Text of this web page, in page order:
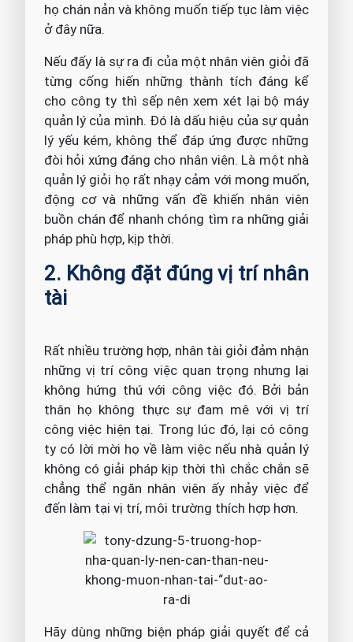
họ chán nản và không muốn tiếp tục làm việc
ở đây nữa.
Nếu đấy là sự ra đi của một nhân viên giỏi đã
từng cống hiến những thành tích đáng kể
cho công ty thì sếp nên xem xét lại bộ máy
quản lý của mình. Đó là dấu hiệu của sự quản
lý yếu kém, không thể đáp ứng được những
đòi hỏi xứng đáng cho nhân viên. Là một nhà
quản lý giỏi họ rất nhạy cảm với mong muốn,
động cơ và những vấn đề khiến nhân viên
buồn chán để nhanh chóng tìm ra những giải
pháp phù hợp, kịp thời.
2. Không đặt đúng vị trí nhân
tài
Rất nhiều trường hợp, nhân tài giỏi đảm nhận
những vị trí công việc quan trọng nhưng lại
không hứng thú với công việc đó. Bởi bản
thân họ không thực sự đam mê với vị trí
công việc hiện tại. Trong lúc đó, lại có công
ty có lời mời họ về làm việc nếu nhà quản lý
không có giải pháp kịp thời thì chắc chắn sẽ
chẳng thể ngăn nhân viên ấy nhảy việc để
đến làm tại vị trí, môi trường thích hợp hơn.
Hãy dùng những biện pháp giải quyết để cả